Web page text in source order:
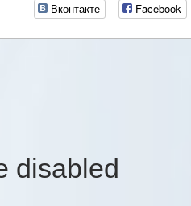
Вконтакте Facebook
disabled